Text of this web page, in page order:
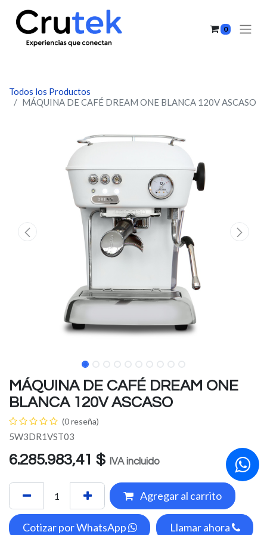
0
Todos los Productos
MÁQUINA DE CAFÉ DREAM ONE BLANCA 120V ASCASO
MÁQUINA DE CAFÉ DREAM ONE
BLANCA 120V ASCASO
(0 reseña)
5W3DR1VST03
6.285.983,41 $ IVA incluido
Agregar al carrito
Cotizar por WhatsApp Llamar ahora